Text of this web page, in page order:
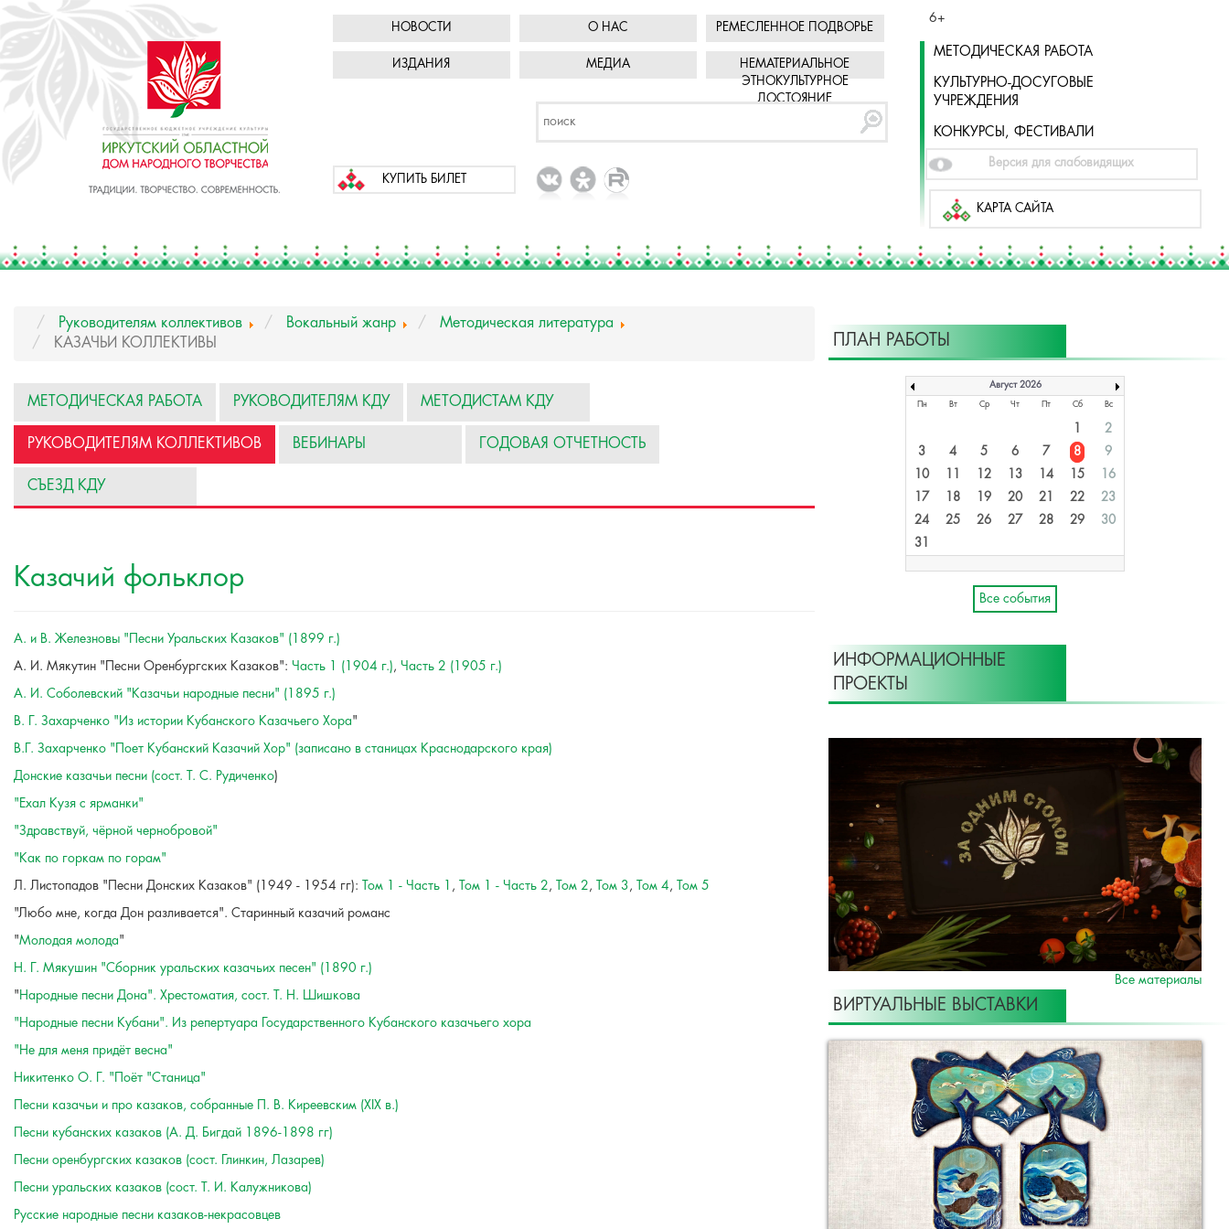
НОВОСТИ О НАС РЕМЕСЛЕННОЕ ПОДВОРЬЕ
ИЗДАНИЯ МЕДИА
НЕМАТЕРИАЛЬНОЕ
ЭТНОКУЛЬТУРНОЕ
ДОСТОЯНИЕ
КУПИТЬ БИЛЕТ
6+
МЕТОДИЧЕСКАЯ РАБОТА
КУЛЬТУРНО-ДОСУГОВЫЕ
УЧРЕЖДЕНИЯ
КОНКУРСЫ, ФЕСТИВАЛИ
Версия для слабовидящих
КАРТА САЙТА
Руководителям коллективов Вокальный жанр
Методическая литература
КАЗАЧЬИ КОЛЛЕКТИВЫ
МЕТОДИЧЕСКАЯ РАБОТА РУКОВОДИТЕЛЯМ КДУ МЕТОДИСТАМ КДУ
РУКОВОДИТЕЛЯМ КОЛЛЕКТИВОВ ВЕБИНАРЫ ГОДОВАЯ ОТЧЕТНОСТЬ
СЪЕЗД КДУ
Казачий фольклор
А. и В. Железновы "Песни Уральских Казаков" (1899 г.)
А. И. Мякутин "Песни Оренбургских Казаков": Часть 1 (1904 г.), Часть 2 (1905 г.)
А. И. Соболевский "Казачьи народные песни" (1895 г.)
В. Г. Захарченко "Из истории Кубанского Казачьего Хора"
В.Г. Захарченко "Поет Кубанский Казачий Хор" (записано в станицах Краснодарского края)
Донские казачьи песни (сост. Т. С. Рудиченко)
"Ехал Кузя с ярманки"
"Здравствуй, чёрной чернобровой"
"Как по горкам по горам"
Л. Листопадов "Песни Донских Казаков" (1949 - 1954 гг):
Том 1 - Часть 1 , Том 1 - Часть 2, Том 2, Том 3, Том 4,
Том 5
"Любо мне, когда Дон разливается". Старинный казачий романс
"Молодая молода"
Н. Г. Мякушин "Сборник уральских казачьих песен" (1890 г.)
"Народные песни Дона". Хрестоматия, сост. Т. Н. Шишкова
"Народные песни Кубани". Из репертуара Государственного Кубанского казачьего хора
"Не для меня придёт весна"
Никитенко О. Г. "Поёт "Станица"
Песни казачьи и про казаков, собранные П. В. Киреевским (XIX в.)
Песни кубанских казаков (А. Д. Бигдай 1896-1898 гг)
Песни оренбургских казаков (сост. Глинкин, Лазарев)
Песни уральских казаков (сост. Т. И. Калужникова)
Русские народные песни казаков-некрасовцев
ПЛАН РАБОТЫ
Август 2026
Пн Вт Ср Чт Пт Сб Вс
1
2
3
4 5 6 7 8
9
10
11 12 13 14 15
16
17
18 19 20 21 22
23
24
25 26 27 28 29
30
31
Все события
ИНФОРМАЦИОННЫЕ
ПРОЕКТЫ
Все материалы
ВИРТУАЛЬНЫЕ ВЫСТАВКИ